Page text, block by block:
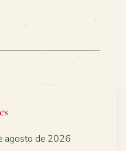
agosto de 2026